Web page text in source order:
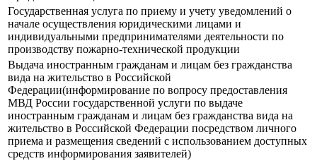
Государственная услуга по приему и учету уведомлений о
начале осуществления юридическими лицами и
индивидуальными предпринимателями деятельности по
производству пожарно-технической продукции
Выдача иностранным гражданам и лицам без гражданства
вида на жительство в Российской
Федерации(информирование по вопросу предоставления
МВД России государственной услуги по выдаче
иностранным гражданам и лицам без гражданства вида на
жительство в Российской Федерации посредством личного
приема и размещения сведений с использованием доступных
средств информирования заявителей)